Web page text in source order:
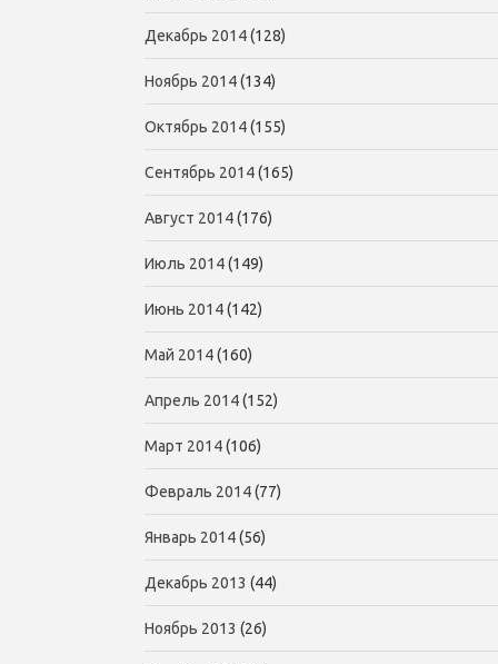
Декабрь 2014(128)
Ноябрь 2014(134)
Октябрь 2014(155)
Сентябрь 2014(165)
Август 2014(176)
Июль 2014(149)
Июнь 2014(142)
Май 2014(160)
Апрель 2014(152)
Март 2014(106)
Февраль 2014(77)
Январь 2014(56)
Декабрь 2013 (44)
Ноябрь 2013 (26)